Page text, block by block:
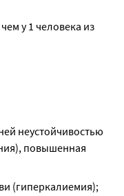
у 1 человека из
неустойчивостью
повышенная
(гиперкалиемия);